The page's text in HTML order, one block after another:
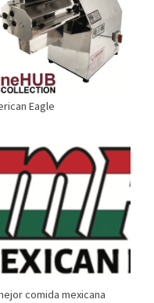
Eagle
comida mexicana